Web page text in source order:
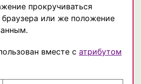
прокручиваться
или же положение
вместе с атрибутом